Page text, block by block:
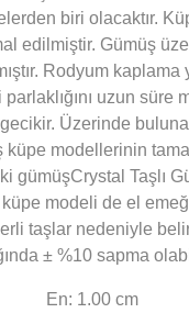
biri olacaktır.
edilmiştir. Gümüş
Rodyum kaplama
uzun süre
Üzerinde
küpe modellerinin
gümüşCrystal Taşlı
küpe modeli de el
taşlar nedeniyle
± %10 sapma
En: 1.00 cm